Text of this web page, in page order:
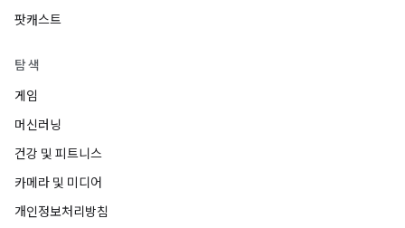
팟캐스트
탐색
게임
머신러닝
건강 및 피트니스
카메라 및 미디어
개인정보처리방침